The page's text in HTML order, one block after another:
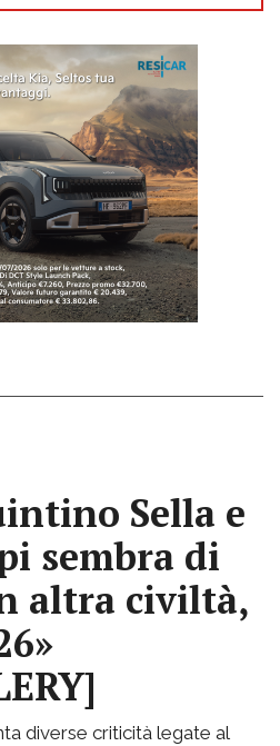
Sella e
sembra di
altra civiltà,
diverse criticità legate al